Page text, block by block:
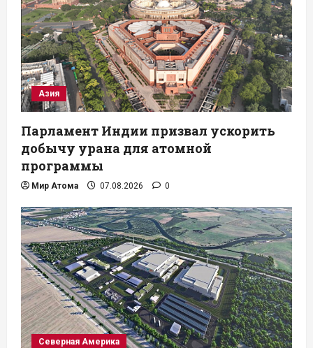
Азия
Парламент Индии призвал ускорить
добычу урана для атомной
программы
Мир Атома 07.08.2026 0
Северная Америка